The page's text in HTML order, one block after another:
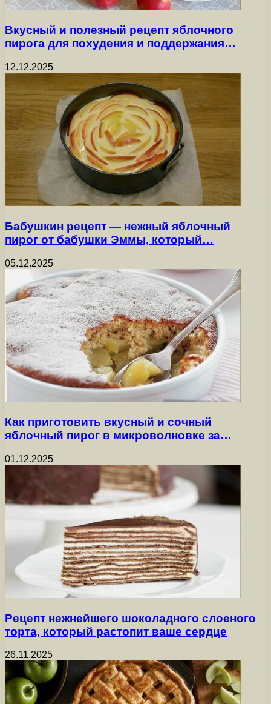
Вкусный и полезный рецепт яблочного
пирога для похудения и поддержания…
12.12.2025
Бабушкин рецепт — нежный яблочный
пирог от бабушки Эммы, который…
05.12.2025
Как приготовить вкусный и сочный
яблочный пирог в микроволновке за…
01.12.2025
Рецепт нежнейшего шоколадного слоеного
торта, который растопит ваше сердце
26.11.2025